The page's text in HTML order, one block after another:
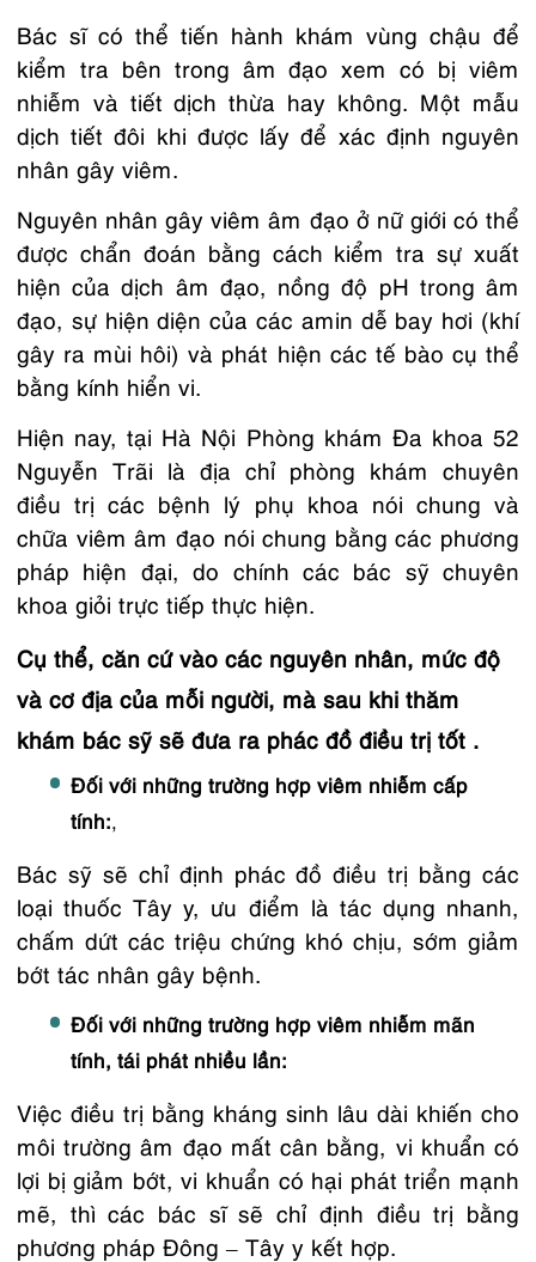
Bác sĩ có thể tiến hành khám vùng chậu để
kiểm tra bên trong âm đạo xem có bị viêm
nhiễm và tiết dịch thừa hay không. Một mẫu
dịch tiết đôi khi được lấy để xác định nguyên
nhân gây viêm.
Nguyên nhân gây viêm âm đạo ở nữ giới có thể
được chẩn đoán bằng cách kiểm tra sự xuất
hiện của dịch âm đạo, nồng độ pH trong âm
đạo, sự hiện diện của các amin dễ bay hơi (khí
gây ra mùi hôi) và phát hiện các tế bào cụ thể
bằng kính hiển vi.
Hiện nay, tại Hà Nội Phòng khám Đa khoa 52
Nguyễn Trãi là địa chỉ phòng khám chuyên
điều trị các bệnh lý phụ khoa nói chung và
chữa viêm âm đạo nói chung bằng các phương
pháp hiện đại, do chính các bác sỹ chuyên
khoa giỏi trực tiếp thực hiện.
Cụ thể, căn cứ vào các nguyên nhân, mức độ
và cơ địa của mỗi người, mà sau khi thăm
khám bác sỹ sẽ đưa ra phác đồ điều trị tốt .
Đối với những trường hợp viêm nhiễm cấp
tính:
Bác sỹ sẽ chỉ định phác đồ điều trị bằng các
loại thuốc Tây y, ưu điểm là tác dụng nhanh,
chấm dứt các triệu chứng khó chịu, sớm giảm
bớt tác nhân gây bệnh.
Đối với những trường hợp viêm nhiễm mãn
tính, tái phát nhiều lần:
Việc điều trị bằng kháng sinh lâu dài khiến cho
môi trường âm đạo mất cân bằng, vi khuẩn có
lợi bị giảm bớt, vi khuẩn có hại phát triển mạnh
mẽ, thì các bác sĩ sẽ chỉ định điều trị bằng
phương pháp Đông – Tây y kết hợp.